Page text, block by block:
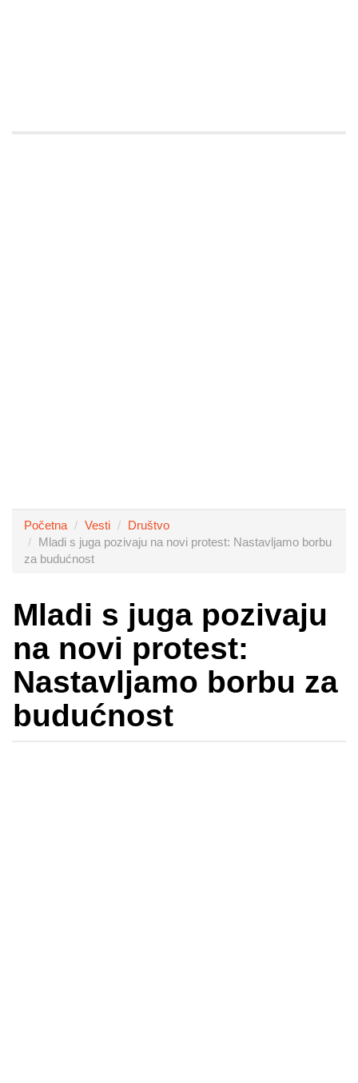
Početna Vesti
Društvo
Mladi s juga pozivaju na novi protest: Nastavljamo borbu
za budućnost
Mladi s juga pozivaju
na novi protest:
Nastavljamo borbu za
budućnost